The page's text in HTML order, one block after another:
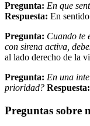
Pregunta: En que
Respuesta: En
Pregunta: Cuando te
con sirena activa,
al lado derecho de la
Pregunta: En una
prioridad? Respuesta:
Preguntas sobre